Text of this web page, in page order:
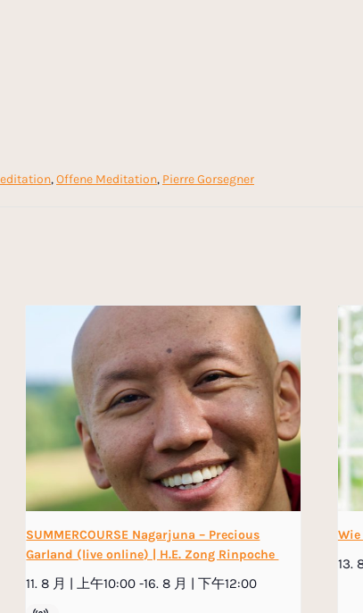
,Offene Meditation, Pierre Gorsegner
SUMMERCOURSE Nagarjuna – Precious
Garland (live online) | H.E. Zong Rinpoche
11. 8 月 | 上午10:00 -16. 8 月 | 下午12:00
13.